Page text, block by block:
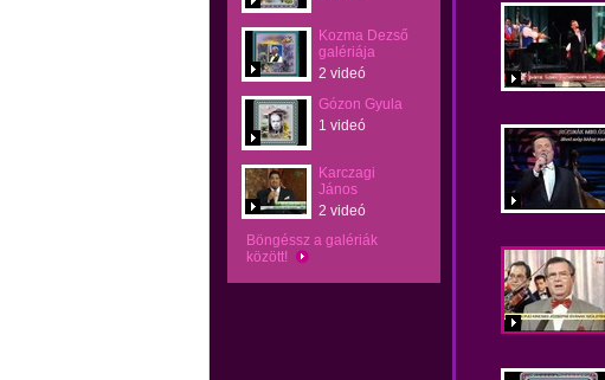
Kozma Dezső
galériája
2 videó
Gózon Gyula
1 videó
Karczagi
János
2 videó
Böngéssz a galériák
között!